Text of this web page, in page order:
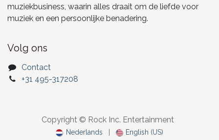
muziekbusiness, waarin alles draait om de liefde voor
muziek en een persoonlijke benadering.
Volg ons
Contact
+31 495-317208
Copyright © Rock Inc. Entertainment
Nederlands English (US)